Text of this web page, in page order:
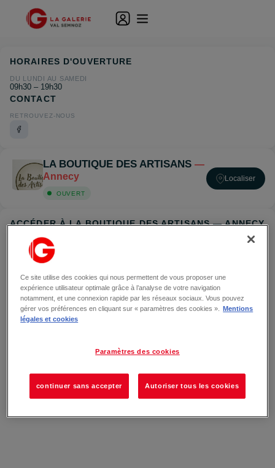
LA BOUTIQUE DES ARTISANS —
Annecy
OUVERT
Localiser
ACCÉDER À LA BOUTIQUE DES ARTISANS — ANNECY
HORAIRES D'OUVERTURE
DU LUNDI AU SAMEDI
09h30 – 19h30
CONTACT
RETROUVEZ-NOUS
Ce site utilise des cookies qui nous permettent de vous proposer une
expérience utilisateur optimale grâce à l’analyse de votre navigation
notamment, et une connexion rapide par les réseaux sociaux. Vous pouvez
gérer vos préférences en cliquant sur « paramètres des cookies ».
Mentions
légales et cookies
Paramètres des cookies
continuer sans accepter Autoriser tous les cookies